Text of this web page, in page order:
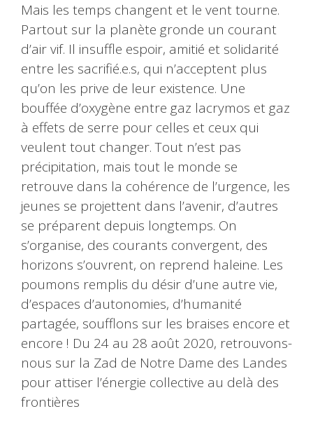
Mais les temps changent et le vent tourne.
Partout sur la planète gronde un courant
d’air vif. Il insuffle espoir, amitié et solidarité
entre les sacrifié.e.s, qui n’acceptent plus
qu’on les prive de leur existence. Une
bouffée d’oxygène entre gaz lacrymos et gaz
à effets de serre pour celles et ceux qui
veulent tout changer. Tout n’est pas
précipitation, mais tout le monde se
retrouve dans la cohérence de l’urgence, les
jeunes se projettent dans l’avenir, d’autres
se préparent depuis longtemps. On
s’organise, des courants convergent, des
horizons s’ouvrent, on reprend haleine. Les
poumons remplis du désir d’une autre vie,
d’espaces d’autonomies, d’humanité
partagée, soufflons sur les braises encore et
encore ! Du 24 au 28 août 2020, retrouvons-
nous sur la Zad de Notre Dame des Landes
pour attiser l’énergie collective au delà des
frontières